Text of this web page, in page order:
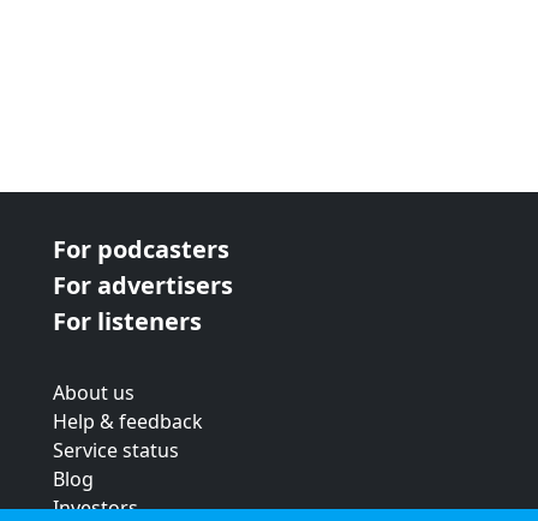
For podcasters
For advertisers
For listeners
About us
Help & feedback
Service status
Blog
Investors